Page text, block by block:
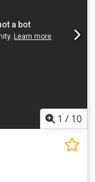
1 / 10